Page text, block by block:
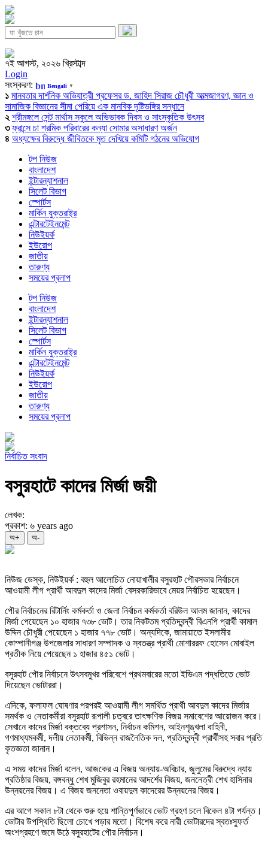
৭ই আগস্ট, ২০২৬ খ্রিস্টাব্দ
Login
সংস্করণ:
Bengali ▼
১ মানবতার দার্শনিক অভিযাত্রী প্রফেসর ড. জাহিদ সিরাজ চৌধুরী আত্মজাগরণ, জ্ঞান ও
সামাজিক বিজ্ঞানের সীমা পেরিয়ে এক মানবিক দৃষ্টিভঙ্গির সন্ধানে
২ শ্রীমঙ্গলে সেন্ট মার্থাস স্কুলে অভিভাবক দিবস ও সাংস্কৃতিক উৎসব
৩ ফ্রান্সে চা শ্রমিক পরিবারের কন্যা সোমার অসাধারণ অর্জন
৪ অধ্যক্ষের বিরুদ্ধে জীবিতকে মৃত দেখিয়ে কমিটি গঠনের অভিযোগ
টপ নিউজ
বাংলাদেশ
ইন্টারন্যাশনাল
সিলেট বিভাগ
স্পোর্টস
মার্কিন যুক্তরাষ্ট্র
এন্টারটেইনমেন্ট
নিউইয়র্ক
ইউরোপ
জাতীয়
তারুণ্য
সময়ের প্রলাপ
টপ নিউজ
বাংলাদেশ
ইন্টারন্যাশনাল
সিলেট বিভাগ
স্পোর্টস
মার্কিন যুক্তরাষ্ট্র
এন্টারটেইনমেন্ট
নিউইয়র্ক
ইউরোপ
জাতীয়
তারুণ্য
সময়ের প্রলাপ
নির্বাচিত সংবাদ
বসুরহাটে কাদের মির্জা জয়ী
লেখক:
প্রকাশ: ৬ years ago
অ+ অ-
নিউজ ডেস্ক, নিউইয়র্ক : বহুল আলোচিত নোয়াখালীর বসুরহাট পৌরসভার নির্বাচনে
আওয়ামী লীগ প্রার্থী আবদুল কাদের মির্জা বেসরকারিভাবে মেয়র নির্বাচিত হয়েছেন।
পৌর নির্বাচনের রিটার্নিং কর্মকর্তা ও জেলা নির্বাচন কর্মকর্তা বরিউল আলম জানান, কাদের
মির্জা পেয়েছেন ১০ হাজার ৭৩৮ ভোট। তার নিকটতম প্রতিদ্বন্দ্বী বিএনপি প্রার্থী কামাল
উদ্দিন চৌধুরী পেয়েছেন ১ হাজার ৭৭৮ ভোট। অন্যদিকে, জামায়াতে ইসলামীর
কোম্পানীগঞ্জ উপজেলার সাধারণ সম্পাদক ও স্বতন্ত্র প্রার্থী মোশাররফ হোসেন মোবাইল
প্রতীক নিয়ে পেয়েছেন ১ হাজার ৪৫১ ভোট।
বসুরহাট পৌর নির্বাচনে উৎসবমুখর পরিবেশে প্রথমবারের মতো ইভিএম পদ্ধতিতে ভোট
দিয়েছেন ভোটাররা।
এদিকে, ফলাফল ঘোষণার পরপরই আওয়ামী লীগ সমর্থিত প্রার্থী আবদুল কাদের মির্জার
সমর্থক ও নেতাকর্মীরা বসুরহাট রূপালী চত্বরে তাৎক্ষণিক বিজয় সমাবেশের আয়োজন করে।
সেখানে কাদের মির্জা বক্তব্যে প্রশাসন, নির্বাচন কমিশন, আইনশৃঙ্খলা বাহিনী,
গণমাধ্যমকর্মী, দলীয় নেতাকর্মী, বিভিন্ন রাজনৈতিক দল, প্রতিদ্বন্দ্বী প্রার্থীসহ সবার প্রতি
কৃতজ্ঞতা জানান।
এ সময় কাদের মির্জা বলেন, আজকের এ বিজয় অন্যায়-অবিচার, জুলুমের বিরুদ্ধে ন্যায়
প্রতিষ্ঠার বিজয়, বঙ্গবন্ধু শেখ মুজিবুর রহমানের আদর্শের বিজয়, জননেত্রী শেখ হাসিনার
উন্নয়নের বিজয়। এ বিজয় জননেতা ওবায়দুল কাদেরের উন্নয়নের বিজয়।
এর আগে সকাল ৮টা থেকে শুরু হয়ে শান্তিপূর্ণভাবে ভোট গ্রহণ চলে বিকেল ৪টা পর্যন্ত।
ভোটার উপস্থিতি ছিলো চোখে পড়ার মতো। বিশেষ করে নারী ভোটারদের স্বতঃস্ফুর্ত
অংশগ্রহণে জমে উঠে বসুরহাটের পৌর নির্বাচন।